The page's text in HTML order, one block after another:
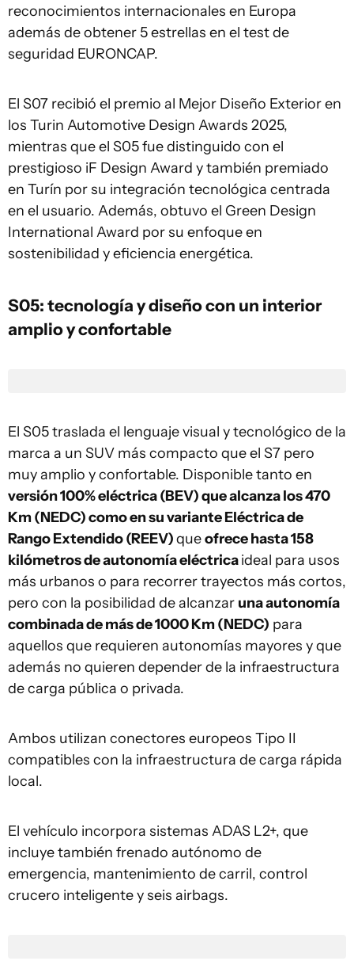
reconocimientos internacionales en Europa
además de obtener 5 estrellas en el test de
seguridad EURONCAP.
El S07 recibió el premio al Mejor Diseño Exterior en
los Turin Automotive Design Awards 2025,
mientras que el S05 fue distinguido con el
prestigioso iF Design Award y también premiado
en Turín por su integración tecnológica centrada
en el usuario. Además, obtuvo el Green Design
International Award por su enfoque en
sostenibilidad y eficiencia energética.
S05: tecnología y diseño con un interior
amplio y confortable
El S05 traslada el lenguaje visual y tecnológico de la
marca a un SUV más compacto que el S7 pero
muy amplio y confortable. Disponible tanto en
versión 100% eléctrica (BEV) que alcanza los 470
Km (NEDC) como en su variante Eléctrica de
Rango Extendido (REEV)queofrece hasta 158
kilómetros de autonomía eléctricaideal para usos
más urbanos o para recorrer trayectos más cortos,
pero con la posibilidad de alcanzar una autonomía
combinada de más de 1000 Km (NEDC) para
aquellos que requieren autonomías mayores y que
además no quieren depender de la infraestructura
de carga pública o privada.
Ambos utilizan conectores europeos Tipo II
compatibles con la infraestructura de carga rápida
local.
El vehículo incorpora sistemas ADAS L2+, que
incluye también frenado autónomo de
emergencia, mantenimiento de carril, control
crucero inteligente y seis airbags.